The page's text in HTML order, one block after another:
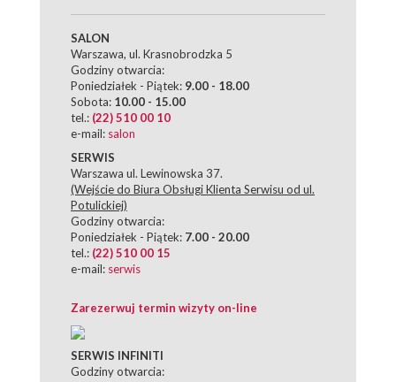
SALON
Warszawa, ul. Krasnobrodzka 5
Godziny otwarcia:
Poniedziałek - Piątek: 9.00 - 18.00
Sobota: 10.00 - 15.00
tel.: (22) 510 00 10
e-mail: salon
SERWIS
Warszawa ul. Lewinowska 37.
(Wejście do Biura Obsługi Klienta Serwisu od ul.
Potulickiej)
Godziny otwarcia:
Poniedziałek - Piątek: 7.00 - 20.00
tel.: (22) 510 00 15
e-mail: serwis
Zarezerwuj termin wizyty on-line
SERWIS INFINITI
Godziny otwarcia: